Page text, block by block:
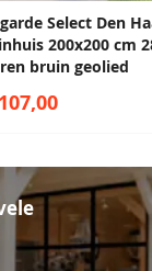
Select Den
200x200 cm
bruin geolied